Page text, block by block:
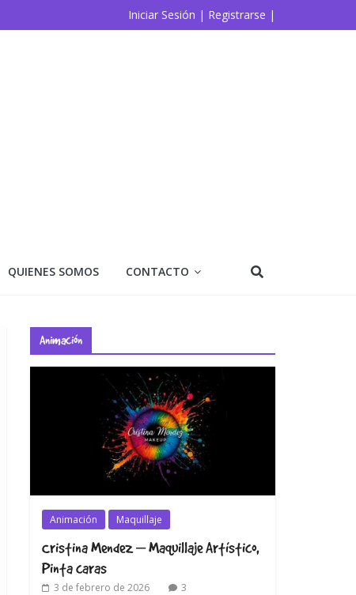
Iniciar Sesión | Registrarse |
QUIENES SOMOS CONTACTO
Animación
Animación Maquillaje
Cristina Mendez – Maquillaje Artístico,
Pinta caras
3 de febrero de 2026 3